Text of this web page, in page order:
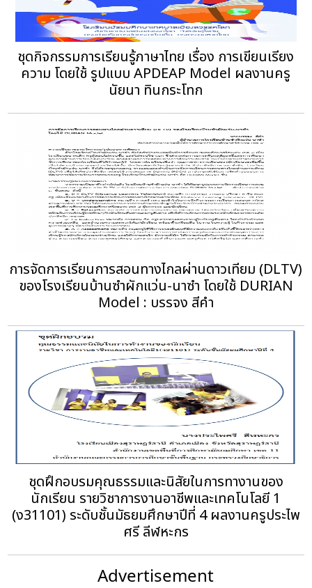
ชุดกิจกรรมการเรียนรู้ภาษาไทย เรื่อง การเขียนเรียง
ความ โดยใช้ รูปแบบ APDEAP Model ผลงานครู
นัยนา ทินกระโทก
การจัดการเรียนการสอนทางไกลผ่านดาวเทียม (DLTV)
ของโรงเรียนบ้านซําผักแว่น-นาซํา โดยใช้ DURIAN
Model : บรรจง สีคํา
ชุดฝึกอบรมคุณธรรมและนิสัยในการทางานของ
นักเรียน รายวิชาการงานอาชีพและเทคโนโลยี 1
(ง31101) ระดับชั้นมัธยมศึกษาปีที่ 4 ผลงานครูประไพ
ศรี ลีฬหะกร
Advertisement